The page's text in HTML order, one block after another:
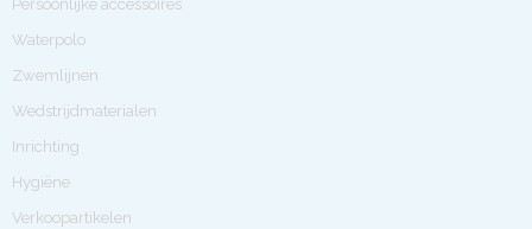
Persoonlijke accessoires
Waterpolo
Zwemlijnen
Wedstrijdmaterialen
Inrichting
Hygiëne
Verkoopartikelen